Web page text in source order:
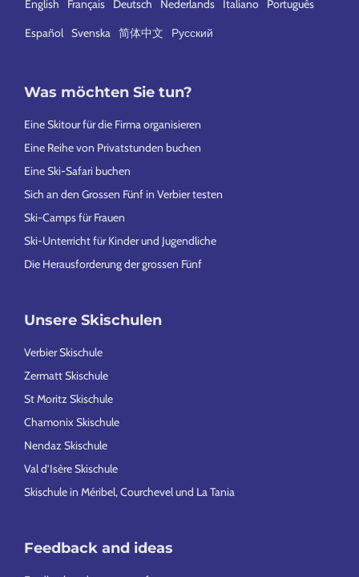
English Français Deutsch Nederlands Italiano Português
Español Svenska 简体中文 Русский
Was möchten Sie tun?
Eine Skitour für die Firma organisieren
Eine Reihe von Privatstunden buchen
Eine Ski-Safari buchen
Sich an den Grossen Fünf in Verbier testen
Ski-Camps für Frauen
Ski-Unterricht für Kinder und Jugendliche
Die Herausforderung der grossen Fünf
Unsere Skischulen
Verbier Skischule
Zermatt Skischule
St Moritz Skischule
Chamonix Skischule
Nendaz Skischule
Val d’Isère Skischule
Skischule in Méribel, Courchevel und La Tania
Feedback and ideas